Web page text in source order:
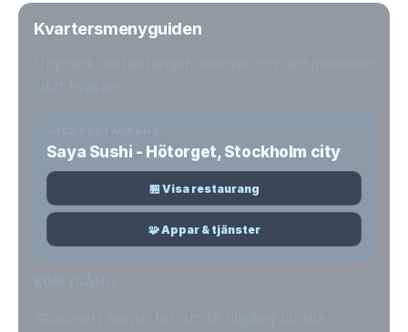
Kvartersmenyguiden
Saya Sushi - Hötorget, Stockholm city
🏪 Visa restaurang
🧩 Appar & tjänster